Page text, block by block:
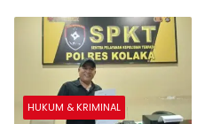
HUKUM & KRIMINAL